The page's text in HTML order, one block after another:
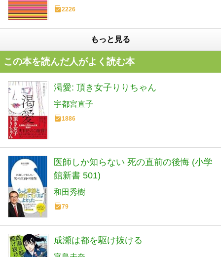
2226
もっと見る
この本を読んだ人がよく読む本
渇愛: 頂き女子りりちゃん
宇都宮直子
1886
医師しか知らない 死の直前の後悔 (小学
館新書 501)
和田秀樹
79
成瀬は都を駆け抜ける